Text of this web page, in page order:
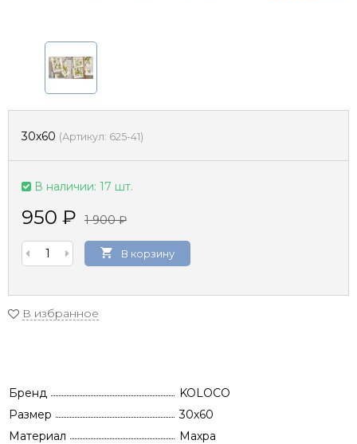
30х60 (Артикул: 625-41)
В наличии: 17 шт.
950 ₽ 1 900₽
В корзину
В избранное
Бренд
KOLOCO
Размер
30х60
Материал
Махра